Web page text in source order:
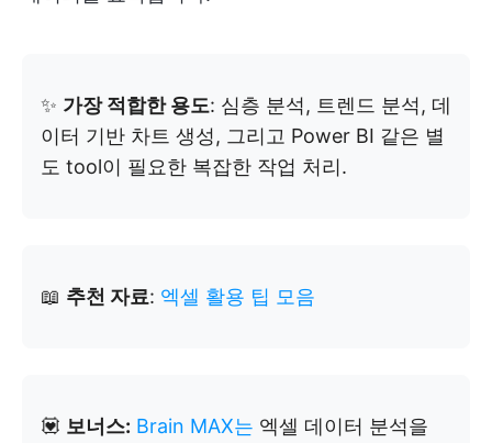
✨ 가장 적합한 용도: 심층 분석, 트렌드 분석, 데
이터 기반 차트 생성, 그리고 Power BI 같은 별
도 tool이 필요한 복잡한 작업 처리.
📖 추천 자료: 엑셀 활용 팁 모음
💟 보너스: Brain MAX는 엑셀 데이터 분석을